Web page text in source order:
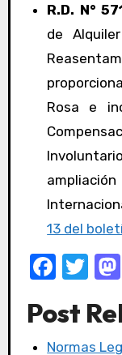
R.D. N°
de
Rosa e
13 del
F
c
e
T
it
te
Post
Normas